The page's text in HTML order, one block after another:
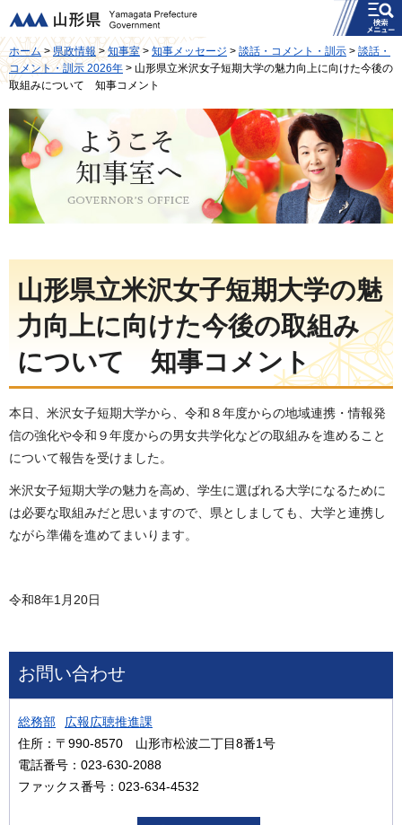
山形県
メニュー
ホーム>県政情報>知事室> 知事メッセージ > 談話・コメント・訓示 > 談話・
コメント・訓示 2026年 > 山形県立米沢女子短期大学の魅力向上に向けた今後の
取組みについて 知事コメント
山形県立米沢女子短期大学の魅
力向上に向けた今後の取組み
について 知事コメント
本日、米沢女子短期大学から、令和８年度からの地域連携・情報発
信の強化や令和９年度からの男女共学化などの取組みを進めること
について報告を受けました。
米沢女子短期大学の魅力を高め、学生に選ばれる大学になるために
は必要な取組みだと思いますので、県としましても、大学と連携し
ながら準備を進めてまいります。
令和8年1月20日
お問い合わせ
総務部
広報広聴推進課
住所：〒990-8570 山形市松波二丁目8番1号
電話番号：023-630-2088
ファックス番号：023-634-4532